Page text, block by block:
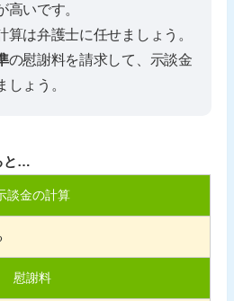
高いです。
算は弁護士に任せましょう。
の慰謝料を請求して、示談金
しょう。
と…
談金の計算
慰謝料